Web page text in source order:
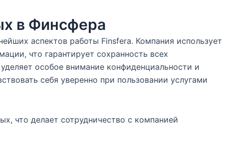
в Финсфера
аспектов работы Finsfera. Компания использует
что гарантирует сохранность всех
особое внимание конфиденциальности и
себя уверенно при пользовании услугами
что делает сотрудничество с компанией